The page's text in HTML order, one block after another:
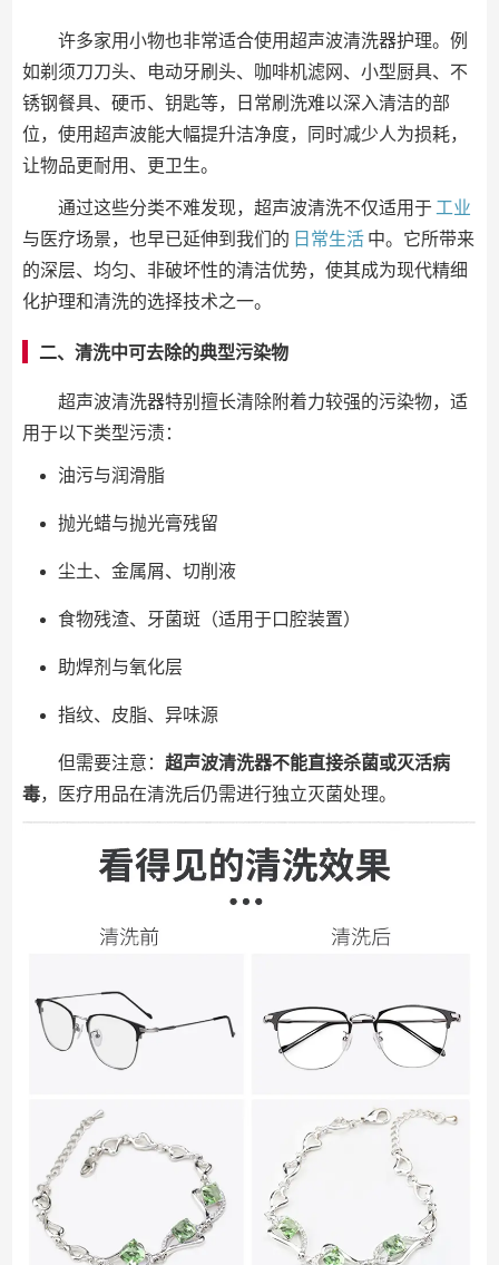
许多家用小物也非常适合使用超声波清洗器护理。例
如剃须刀刀头、电动牙刷头、咖啡机滤网、小型厨具、不
锈钢餐具、硬币、钥匙等，日常刷洗难以深入清洁的部
位，使用超声波能大幅提升洁净度，同时减少人为损耗，
让物品更耐用、更卫生。
通过这些分类不难发现，超声波清洗不仅适用于 工业
与医疗场景，也早已延伸到我们的 日常生活 中。它所带来
的深层、均匀、非破坏性的清洁优势，使其成为现代精细
化护理和清洗的选择技术之一。
二、清洗中可去除的典型污染物
超声波清洗器特别擅长清除附着力较强的污染物，适
用于以下类型污渍：
油污与润滑脂
抛光蜡与抛光膏残留
尘土、金属屑、切削液
食物残渣、牙菌斑（适用于口腔装置）
助焊剂与氧化层
指纹、皮脂、异味源
但需要注意： 超声波清洗器不能直接杀菌或灭活病
毒，医疗用品在清洗后仍需进行独立灭菌处理。